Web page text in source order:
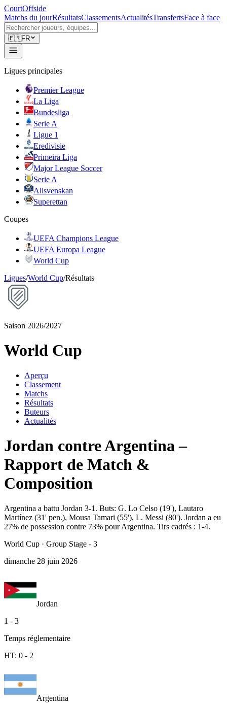
CourtOffside
Matchs du jourRésultatsClassementsActualitésTransfertsFace à face
🇫🇷FR
Ligues principales
Premier League
La Liga
Bundesliga
Serie A
Ligue 1
Eredivisie
Primeira Liga
Major League Soccer
Serie A
Allsvenskan
Superettan
Coupes
UEFA Champions League
UEFA Europa League
World Cup
Ligues/World Cup/Résultats
Saison 2026/2027
World Cup
Aperçu
Classement
Matchs
Résultats
Buteurs
Actualités
Jordan contre Argentina –
Rapport de Match &
Composition
Argentina a battu Jordan 3-1. Buts: G. Lo Celso (19'), Lautaro
Martínez (31' pen.), Mousa Tamari (55'), L. Messi (80'). Jordan a eu
27% de possession contre 73% pour Argentina. Tirs cadrés : 1-4.
World Cup · Group Stage - 3
dimanche 28 juin 2026
Jordan
1 - 3
Temps réglementaire
HT: 0 - 2
Argentina